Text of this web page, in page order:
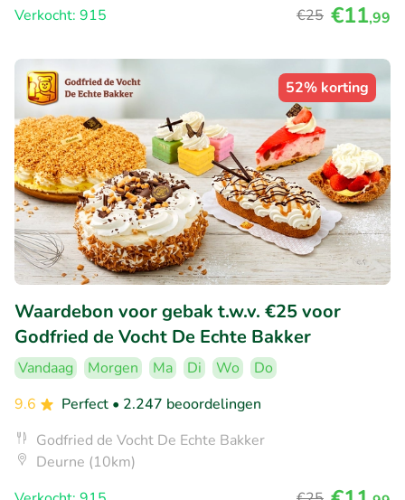
Verkocht: 915
€25 €11,99
52% korting
Waardebon voor gebak t.w.v. €25 voor
Godfried de Vocht De Echte Bakker
Vandaag Morgen Ma Di Wo
Do
9.6
Perfect • 2.247 beoordelingen
Godfried de Vocht De Echte Bakker
Deurne (10km)